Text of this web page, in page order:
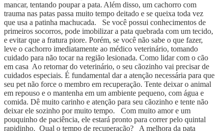
mancar, tentando poupar a pata. Além disso, um cachorro com
trauma nas patas passa muito tempo deitado e se queixa toda vez
que usa a patinha machucada. Se você possui conhecimentos de
primeiros socorros, pode imobilizar a pata quebrada com um tecido,
e evitar que a fratura piore. Porém, se você não sabe o que fazer,
leve o cachorro imediatamente ao médico veterinário, tomando
cuidado para não tocar na região lesionada. Como lidar com o cão
em casa Ao retornar do veterinário, o seu cãozinho vai precisar de
cuidados especiais. É fundamental dar a atenção necessária para que
seu pet não force o membro em recuperação. Tente deixar o animal
em repouso e o mantenha em um ambiente pequeno, com água e
comida. Dê muito carinho e atenção para seu cãozinho e tente não
deixar ele sozinho por muito tempo. Com muito amor e um
pouquinho de paciência, ele estará pronto para correr pelo quintal
rapidinho. Qual o tempo de recuperação? A melhora da pata